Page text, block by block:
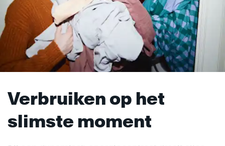
Verbruiken op het
slimste moment